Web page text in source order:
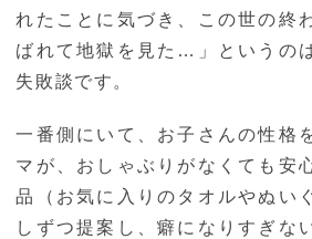
れたことに気づき、この世の終
ばれて地獄を見た…」というの
失敗談です。
一番側にいて、お子さんの性格
マが、おしゃぶりがなくても安
品（お気に入りのタオルやぬい
しずつ提案し、癖になりすぎな